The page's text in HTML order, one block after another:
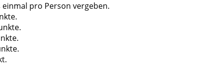
pro Person vergeben.